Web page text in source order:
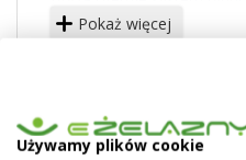
75, 100, 125 oraz 150 mm
rur spustowych o średnicy
grafitowym, ceglastym
Pokaż więcej
Używamy plików cookie